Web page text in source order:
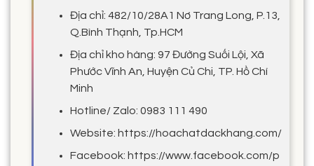
Địa chỉ: 482/10/28A1 Nơ Trang Long, P.13,
Q.Bình Thạnh, Tp.HCM
Địa chỉ kho hàng: 97 Đường Suối Lội, Xã
Phước Vĩnh An, Huyện Củ Chi, TP. Hồ Chí
Minh
Hotline/ Zalo: 0983 111 490
Website: https://hoachatdackhang.com/
Facebook: https://www.facebook.com/p